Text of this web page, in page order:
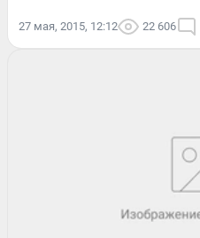
27 мая, 2015, 12:12 22 606